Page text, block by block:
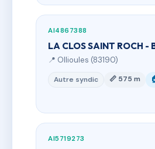
AI4867388
LA CLOS SAINT ROCH -
📍 Ollioules (83190)
Autre syndic 📏 575 m
AI5719273